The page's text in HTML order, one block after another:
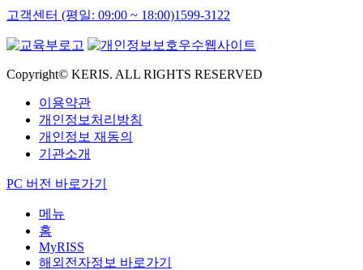
고객센터 (평일: 09:00 ~ 18:00)1599-3122
Copyright© KERIS. ALL RIGHTS RESERVED
이용약관
개인정보처리방침
개인정보 재동의
기관소개
PC 버전 바로가기
메뉴
홈
MyRISS
해외전자정보 바로가기